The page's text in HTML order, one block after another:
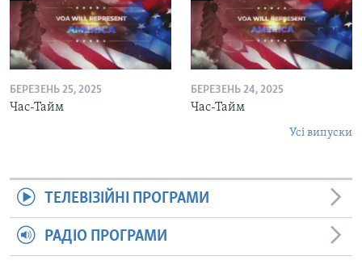
БЕРЕЗЕНЬ 25, 2025
Час-Тайм
БЕРЕЗЕНЬ 24, 2025
Час-Тайм
Усі випуски
ТЕЛЕВІЗІЙНІ ПРОГРАМИ
РАДІО ПРОГРАМИ